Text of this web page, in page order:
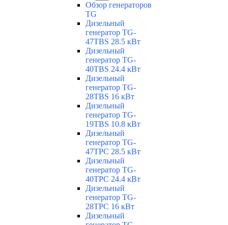
Обзор генераторов
TG
Дизельный
генератор TG-
47TBS 28.5 кВт
Дизельный
генератор TG-
40TBS 24.4 кВт
Дизельный
генератор TG-
28TBS 16 кВт
Дизельный
генератор TG-
19TBS 10.8 кВт
Дизельный
генератор TG-
47TPC 28.5 кВт
Дизельный
генератор TG-
40TPC 24.4 кВт
Дизельный
генератор TG-
28TPC 16 кВт
Дизельный